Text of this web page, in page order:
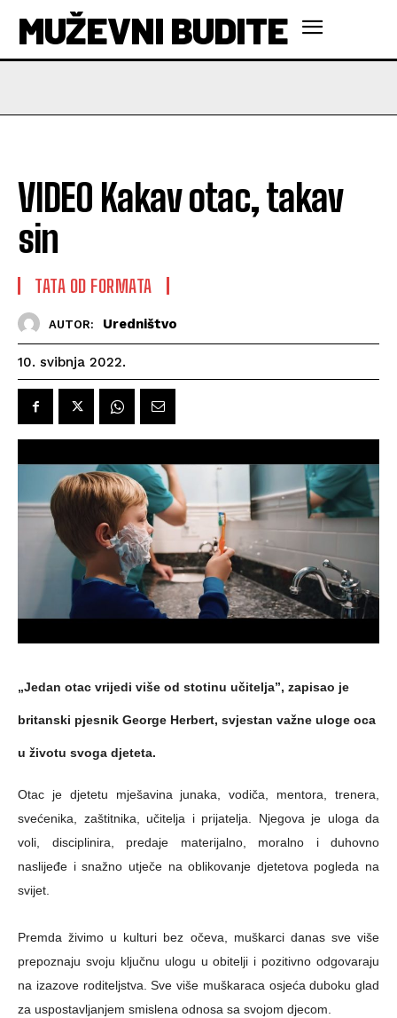
MUŽEVNI BUDITE
VIDEO Kakav otac, takav
sin
TATA OD FORMATA
AUTOR: Uredništvo
10. svibnja 2022.
„Jedan otac vrijedi više od stotinu učitelja”, zapisao je
britanski pjesnik George Herbert, svjestan važne uloge oca
u životu svoga djeteta.
Otac je djetetu mješavina junaka, vodiča, mentora, trenera,
svećenika, zaštitnika, učitelja i prijatelja. Njegova je uloga da
voli, disciplinira, predaje materijalno, moralno i duhovno
naslijeđe i snažno utječe na oblikovanje djetetova pogleda na
svijet.
Premda živimo u kulturi bez očeva, muškarci danas sve više
prepoznaju svoju ključnu ulogu u obitelji i pozitivno odgovaraju
na izazove roditeljstva. Sve više muškaraca osjeća duboku glad
za uspostavljanjem smislena odnosa sa svojom djecom.